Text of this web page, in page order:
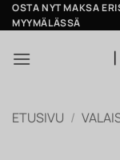
Skip
to
OSTA NYT MAKSA
MYYMÄLÄSSÄ
ETUSIVU /